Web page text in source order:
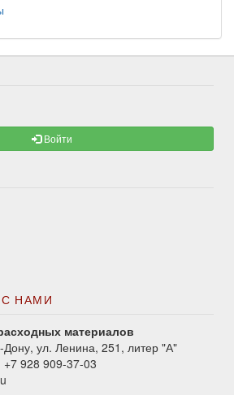
Войти
С НАМИ
материалов
Дону, ул. Ленина, 251, литер "А"
928 909-37-03